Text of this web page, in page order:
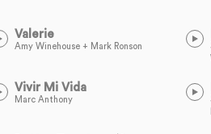
Valerie
Amy Winehouse + Mark Ronson
Vivir Mi Vida
Marc Anthony